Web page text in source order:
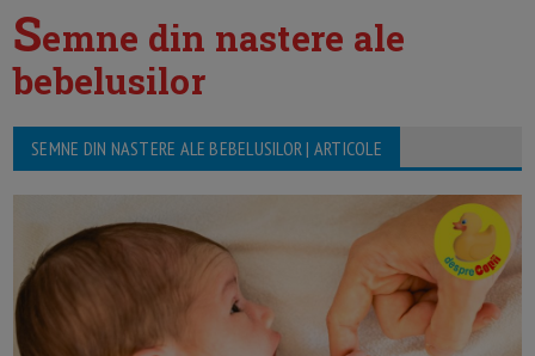
Semne din nastere ale
bebelusilor
SEMNE DIN NASTERE ALE BEBELUSILOR | ARTICOLE